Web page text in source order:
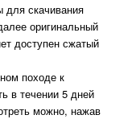
скачивания
оригинальный
доступен сжатый
походе к
в течении 5 дней
можно, нажав